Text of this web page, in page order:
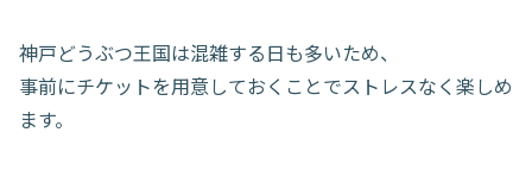
神戸どうぶつ王国は混雑する日も多いため、
事前にチケットを用意しておくことでストレスなく楽しめ
ます。